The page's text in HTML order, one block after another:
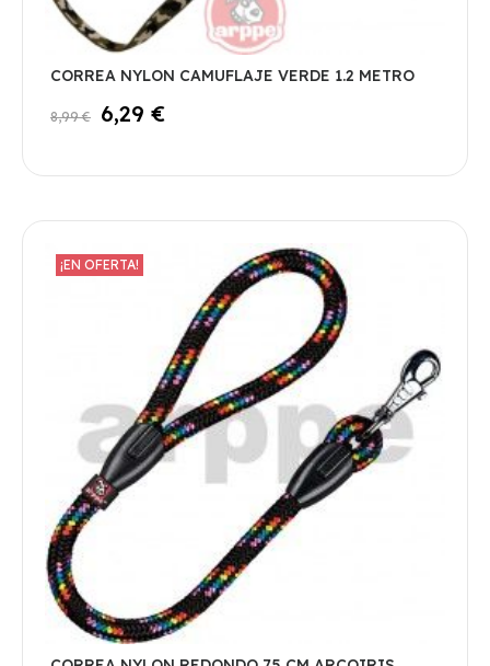
CORREA NYLON CAMUFLAJE VERDE 1.2 METRO
8,99 € 6,29 €
¡EN OFERTA!